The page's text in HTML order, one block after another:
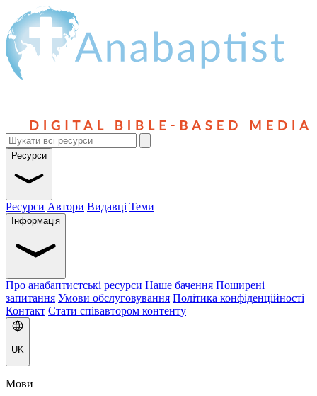
Ресурси
Ресурси Автори Видавці Теми
Інформація
Про анабаптистські ресурси Наше бачення Поширені
запитання Умови обслуговування Політика конфіденційності
Контакт Стати співавтором контенту
UK
Мови